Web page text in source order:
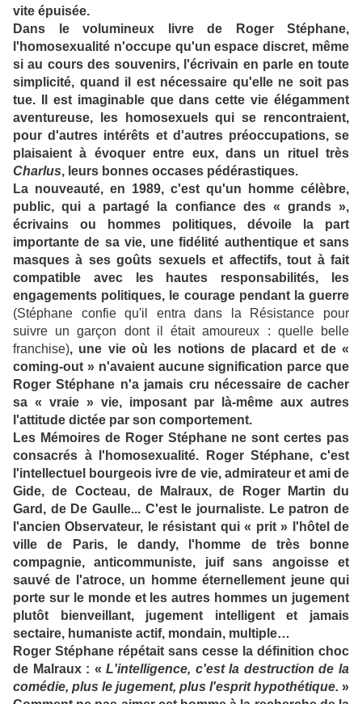
vite épuisée.
Dans le volumineux livre de Roger Stéphane,
l'homosexualité n'occupe qu'un espace discret, même
si au cours des souvenirs, l'écrivain en parle en toute
simplicité, quand il est nécessaire qu'elle ne soit pas
tue. Il est imaginable que dans cette vie élégamment
aventureuse, les homosexuels qui se rencontraient,
pour d'autres intérêts et d'autres préoccupations, se
plaisaient à évoquer entre eux, dans un rituel très
Charlus, leurs bonnes occases pédérastiques.
La nouveauté, en 1989, c'est qu'un homme célèbre,
public, qui a partagé la confiance des « grands »,
écrivains ou hommes politiques, dévoile la part
importante de sa vie, une fidélité authentique et sans
masques à ses goûts sexuels et affectifs, tout à fait
compatible avec les hautes responsabilités, les
engagements politiques, le courage pendant la guerre
(Stéphane confie qu'il entra dans la Résistance pour
suivre un garçon dont il était amoureux : quelle belle
franchise), une vie où les notions de placard et de «
coming-out » n'avaient aucune signification parce que
Roger Stéphane n'a jamais cru nécessaire de cacher
sa « vraie » vie, imposant par là-même aux autres
l'attitude dictée par son comportement.
Les Mémoires de Roger Stéphane ne sont certes pas
consacrés à l'homosexualité. Roger Stéphane, c'est
l'intellectuel bourgeois ivre de vie, admirateur et ami de
Gide, de Cocteau, de Malraux, de Roger Martin du
Gard, de De Gaulle... C'est le journaliste. Le patron de
l'ancien Observateur, le résistant qui « prit » l'hôtel de
ville de Paris, le dandy, l'homme de très bonne
compagnie, anticommuniste, juif sans angoisse et
sauvé de l'atroce, un homme éternellement jeune qui
porte sur le monde et les autres hommes un jugement
plutôt bienveillant, jugement intelligent et jamais
sectaire, humaniste actif, mondain, multiple…
Roger Stéphane répétait sans cesse la définition choc
de Malraux : «L'intelligence, c'est la destruction de la
comédie, plus le jugement, plus l'esprit hypothétique. »